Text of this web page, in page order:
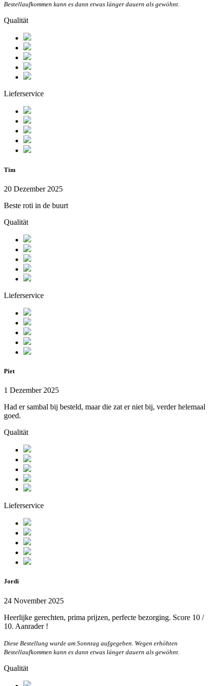
Bestellaufkommen kann es dann etwas länger dauern als gewöhnt.
Qualität
Lieferservice
Tim
20 Dezember 2025
Beste roti in de buurt
Qualität
Lieferservice
Piet
1 Dezember 2025
Had er sambal bij besteld, maar die zat er niet bij, verder helemaal
goed.
Qualität
Lieferservice
Jordi
24 November 2025
Heerlijke gerechten, prima prijzen, perfecte bezorging. Score 10 /
10. Aanrader !
Diese Bestellung wurde am Sonntag aufgegeben. Wegen erhöhten
Bestellaufkommen kann es dann etwas länger dauern als gewöhnt.
Qualität